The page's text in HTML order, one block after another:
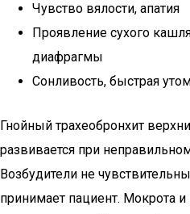
Чувство вялости, апатия
Проявление сухого
диафрагмы
Сонливость, быстрая
Гнойный трахеобронхит
развивается при
Возбудители не
принимает пациент. Мокрота